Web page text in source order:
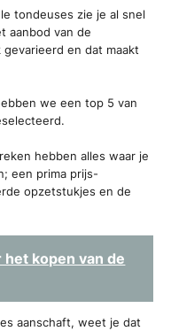
tondeuses zie je al snel
aanbod van de
en dat maakt
we een top 5 van
hebben alles waar je
een prima prijs-
opzetstukjes en de
kopen van de
aanschaft, weet je dat